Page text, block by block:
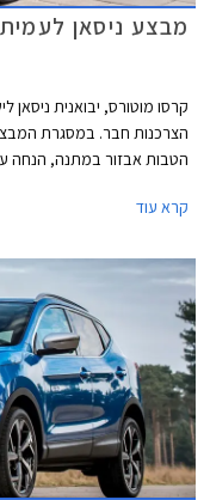
מבצע ניסאן לעמיתי
קרסו מוטורס, יבואנית
הצרכנות חבר. במסגרת המבצע
הטבות אבזור במתנה, הנחה
המכונית באמצעות תכנית
11.09.2020-30.10.2020.
קרא עוד